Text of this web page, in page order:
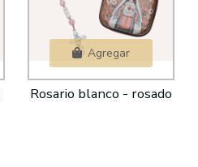
Agregar
Rosario blanco - rosado